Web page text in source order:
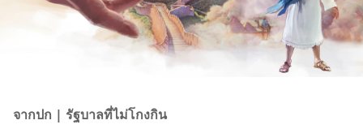
จากปก | รัฐบาลที่ไม่โกงกิน